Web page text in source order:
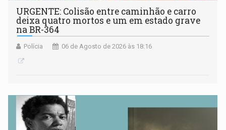
URGENTE: Colisão entre caminhão e carro
deixa quatro mortos e um em estado grave
na BR-364
Polícia 06 de Agosto de 2026 às 18:16